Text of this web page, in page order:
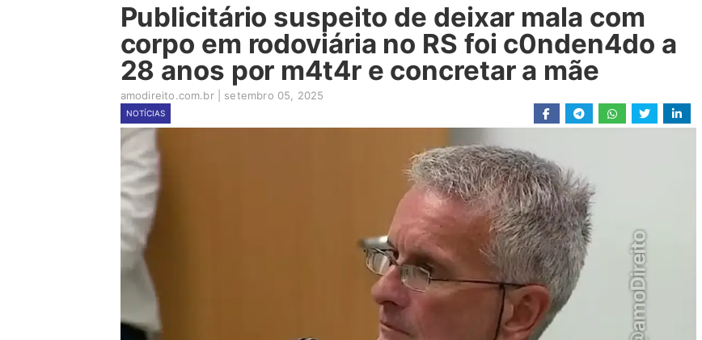
Publicitário suspeito de deixar mala com
corpo em rodoviária no RS foi c0nden4do a
28 anos por m4t4r e concretar a mãe
amodireito.com.br setembro 05, 2025
NOTÍCIAS